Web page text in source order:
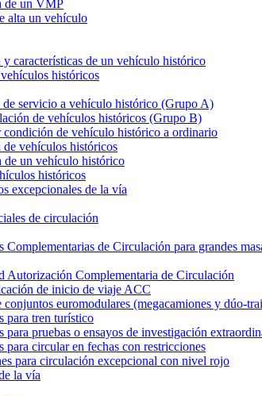
de un VMP
alta un vehículo
características de un vehículo histórico
históricos
de servicio a vehículo histórico (Grupo A)
de vehículos históricos (Grupo B)
condición de vehículo histórico a ordinario
vehículos históricos
un vehículo histórico
históricos
excepcionales de la vía
de circulación
Complementarias de Circulación para grandes
Autorización Complementaria de Circulación
de inicio de viaje ACC
euromodulares (megacamiones y dúo-
para tren turístico
para pruebas o ensayos de investigación
para circular en fechas con restricciones
para circulación excepcional con nivel rojo
la vía